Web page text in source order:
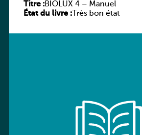
Titre :BIOLUX 4 – Manuel
État du livre :Très bon état